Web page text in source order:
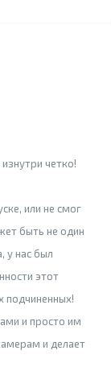
четко!
или не смог
быть не один
у нас был
этот
подчиненных!
и просто им
и делает